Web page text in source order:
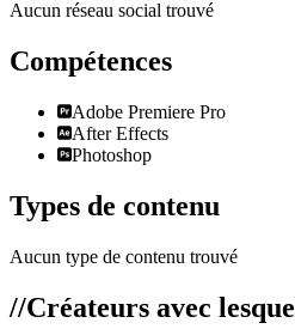
Aucun réseau social trouvé
Compétences
Adobe Premiere Pro
After Effects
Photoshop
Types de contenu
Aucun type de contenu trouvé
//Créateurs avec